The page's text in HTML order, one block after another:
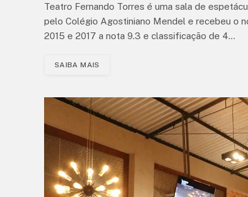
Teatro Fernando Torres é uma sala de
pelo Colégio Agostiniano Mendel e recebeu o
2015 e 2017 a nota 9.3 e classificação de 4…
SAIBA MAIS